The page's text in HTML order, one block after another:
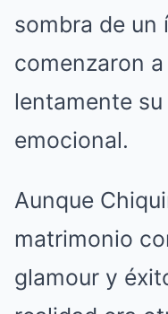
sombra de un
comenzaron
lentamente
emocional.
Aunque
matrimonio
glamour y